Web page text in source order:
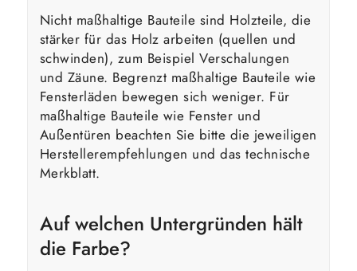
Nicht maßhaltige Bauteile sind Holzteile, die
stärker für das Holz arbeiten (quellen und
schwinden), zum Beispiel Verschalungen
und Zäune. Begrenzt maßhaltige Bauteile wie
Fensterläden bewegen sich weniger. Für
maßhaltige Bauteile wie Fenster und
Außentüren beachten Sie bitte die jeweiligen
Herstellerempfehlungen und das technische
Merkblatt.
Auf welchen Untergründen hält
die Farbe?